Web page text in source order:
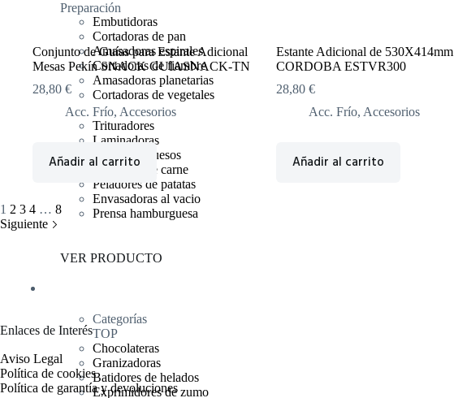
Preparación
Embutidoras
Cortadoras de pan
Amasadoras espirales
Cortadoras de fiambre
Amasadoras planetarias
Cortadoras de vegetales
Trituradores
Laminadoras
Sierras de huesos
Picadoras de carne
Peladores de patatas
Envasadoras al vacio
Prensa hamburguesa
VER PRODUCTO
Categorías
TOP
Chocolateras
Granizadoras
Batidores de helados
Exprimidores de zumo
Conjunto de Guías para Estante Adicional
Mesas Pekín SNACK GUIASNACK-TN
28,80 €
Acc. Frío, Accesorios
Añadir al carrito
Estante Adicional de 530X414mm
CORDOBA ESTVR300
28,80 €
Acc. Frío, Accesorios
Añadir al carrito
1 2 3 4 … 8
Siguiente
Enlaces de Interés
Aviso Legal
Política de cookies
Política de garantía y devoluciones